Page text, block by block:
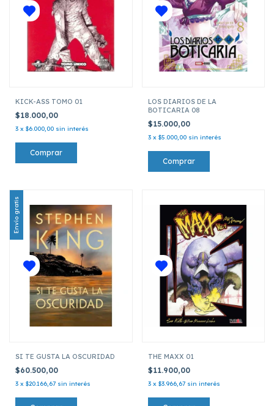
KICK-ASS TOMO 01
$18.000,00
3 x $6.000,00 sin interés
LOS DIARIOS DE LA
BOTICARIA 08
$15.000,00
3 x $5.000,00 sin interés
Envío gratis
SI TE GUSTA LA OSCURIDAD
$60.500,00
3 x $20.166,67 sin interés
THE MAXX 01
$11.900,00
3 x $3.966,67 sin interés